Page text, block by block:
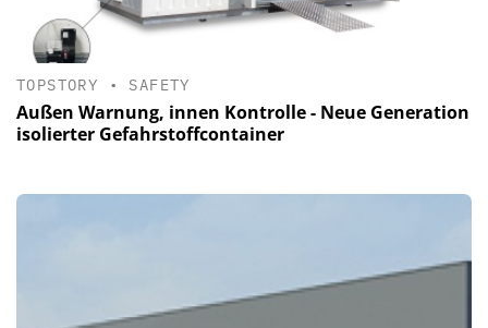
TOPSTORY • SAFETY
Außen Warnung, innen Kontrolle - Neue Generation
isolierter Gefahrstoffcontainer